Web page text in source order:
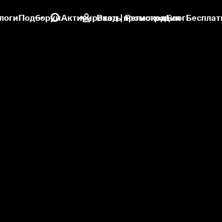
ПодборкиАктивировать промокодБлог
Вход | Регистрация